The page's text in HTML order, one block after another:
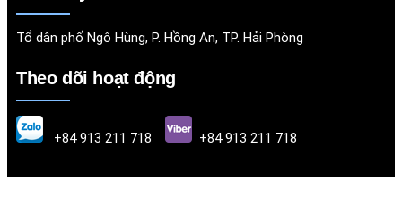
Tổ dân phố Ngô Hùng, P. Hồng An, TP. Hải Phòng
Theo dõi hoạt động
+84 913 211 718 +84 913 211 718